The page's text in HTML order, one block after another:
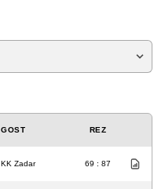
GOST REZ
KK Zadar 69 : 87